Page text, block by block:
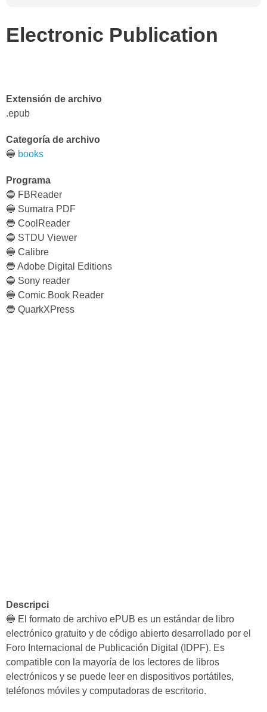
Electronic Publication
Extensión de archivo
.epub
Categoría de archivo
🔵 books
Programa
🔵 FBReader
🔵 Sumatra PDF
🔵 CoolReader
🔵 STDU Viewer
🔵 Calibre
🔵 Adobe Digital Editions
🔵 Sony reader
🔵 Comic Book Reader
🔵 QuarkXPress
Descripci
🔵 El formato de archivo ePUB es un estándar de libro
electrónico gratuito y de código abierto desarrollado por el
Foro Internacional de Publicación Digital (IDPF). Es
compatible con la mayoría de los lectores de libros
electrónicos y se puede leer en dispositivos portátiles,
teléfonos móviles y computadoras de escritorio.